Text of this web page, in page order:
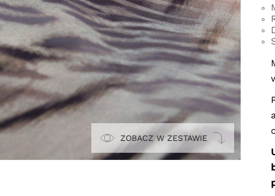
ZOBACZ W ZESTAWIE